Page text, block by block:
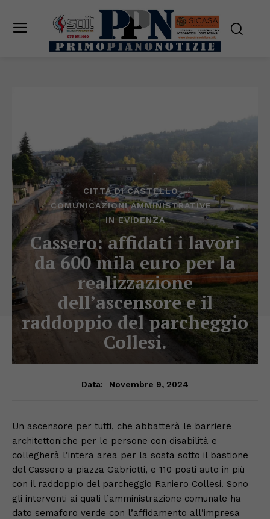
CITTÀ DI CASTELLO
COMUNICAZIONI AMMINISTRATIVE
IN EVIDENZA
Cassero: affidati i lavori
da 600 mila euro per la
realizzazione
dell’ascensore e il
raddoppio del parcheggio
Collesi.
Data: Novembre 9, 2024
Un ascensore per tutti, che abbatterà le barriere
architettoniche per le persone con disabilità e
collegherà l’intera area per la sosta sotto il bastione
del Cassero a piazza Gabriotti, e 110 posti auto in più
con il raddoppio del parcheggio Raniero Collesi. Sono
gli interventi ai quali l’amministrazione comunale ha
dato semaforo verde con l’affidamento all’impresa